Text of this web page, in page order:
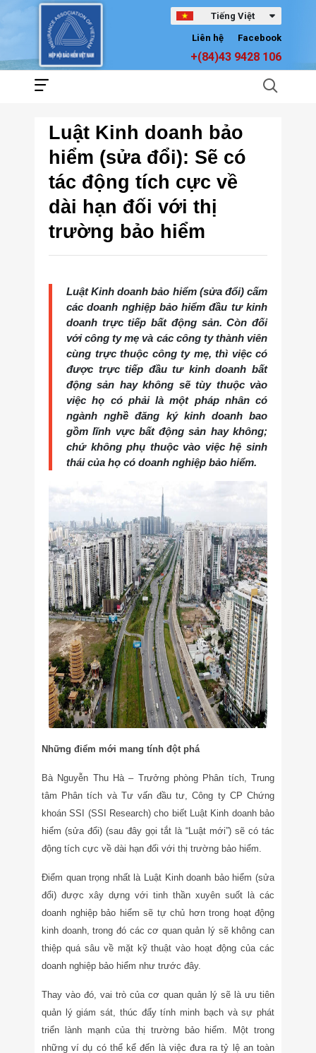
Tiếng Việt
Facebook
Liên hệ
+(84)43 9428 106
Luật Kinh doanh bảo
hiểm (sửa đổi): Sẽ có
tác động tích cực về
dài hạn đối với thị
trường bảo hiểm
Luật Kinh doanh bảo hiểm (sửa đổi) cấm
các doanh nghiệp bảo hiểm đầu tư kinh
doanh trực tiếp bất động sản. Còn đối
với công ty mẹ và các công ty thành viên
cùng trực thuộc công ty mẹ, thì việc có
được trực tiếp đầu tư kinh doanh bất
động sản hay không sẽ tùy thuộc vào
việc họ có phải là một pháp nhân có
ngành nghề đăng ký kinh doanh bao
gồm lĩnh vực bất động sản hay không;
chứ không phụ thuộc vào việc hệ sinh
thái của họ có doanh nghiệp bảo hiểm.
Những điểm mới mang tính đột phá
Bà Nguyễn Thu Hà – Trưởng phòng Phân tích, Trung
tâm Phân tích và Tư vấn đầu tư, Công ty CP Chứng
khoán SSI (SSI Research) cho biết Luật Kinh doanh bảo
hiểm (sửa đổi) (sau đây gọi tắt là “Luật mới”) sẽ có tác
động tích cực về dài hạn đối với thị trường bảo hiểm.
Điểm quan trọng nhất là Luật Kinh doanh bảo hiểm (sửa
đổi) được xây dựng với tinh thần xuyên suốt là các
doanh nghiệp bảo hiểm sẽ tự chủ hơn trong hoạt động
kinh doanh, trong đó các cơ quan quản lý sẽ không can
thiệp quá sâu về mặt kỹ thuật vào hoạt động của các
doanh nghiệp bảo hiểm như trước đây.
Thay vào đó, vai trò của cơ quan quản lý sẽ là ưu tiên
quản lý giám sát, thúc đẩy tính minh bạch và sự phát
triển lành mạnh của thị trường bảo hiểm. Một trong
những ví dụ có thể kể đến là việc đưa ra tỷ lệ an toàn